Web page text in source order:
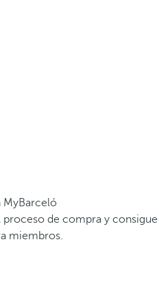
MyBarceló
proceso de compra y consigue
miembros.